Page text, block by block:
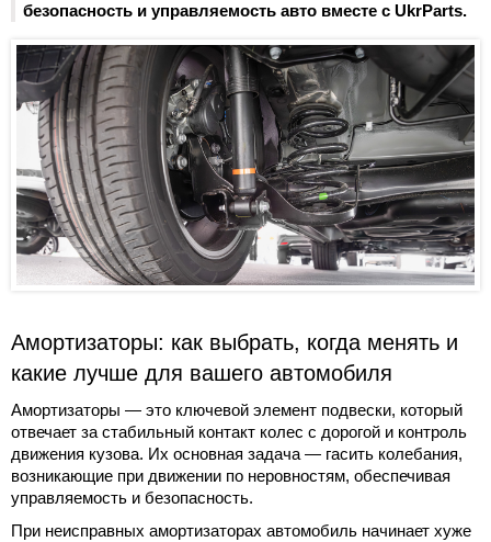
безопасность и управляемость авто вместе с UkrParts.
Амортизаторы: как выбрать, когда менять и
какие лучше для вашего автомобиля
Амортизаторы — это ключевой элемент подвески, который
отвечает за стабильный контакт колес с дорогой и контроль
движения кузова. Их основная задача — гасить колебания,
возникающие при движении по неровностям, обеспечивая
управляемость и безопасность.
При неисправных амортизаторах автомобиль начинает хуже